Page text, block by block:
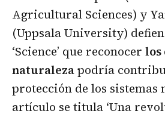
Agricultural Sciences) y
(Uppsala University)
‘Science’ que reconocer los
naturalezapodría
protección de los sistemas
artículo se titula ‘Una